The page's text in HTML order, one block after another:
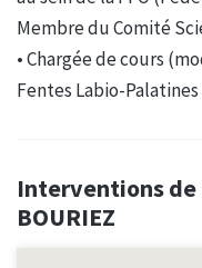
Membre du Comité
• Chargée de cours
Fentes Labio-
Interventions de
BOURIEZ